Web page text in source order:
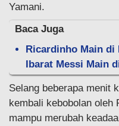
Yamani.
Baca Juga
Ricardinho Main di
Ibarat Messi Main
Selang beberapa menit
kembali kebobolan oleh
mampu merubah